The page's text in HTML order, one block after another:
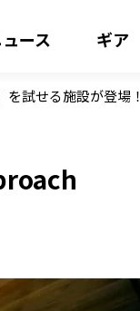
ース ギア
試せる施設が登場！